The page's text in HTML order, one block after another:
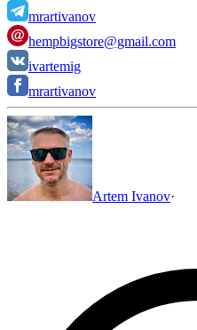
mrartivanov
hempbigstore@gmail.com
ivartemig
mrartivanov
Artem Ivanov·